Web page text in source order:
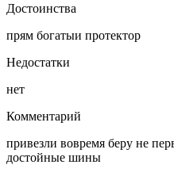
Достоинства
прям богатыи протектор
Недостатки
нет
Комментарий
привезли вовремя беру не
достойные шины